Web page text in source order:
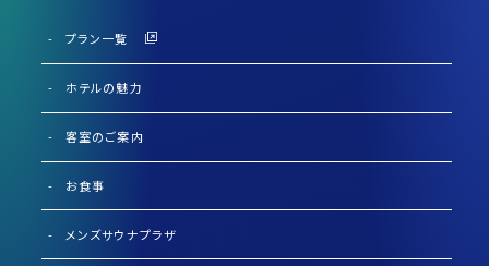
プラン一覧
ホテルの魅力
客室のご案内
お食事
メンズサウナプラザ